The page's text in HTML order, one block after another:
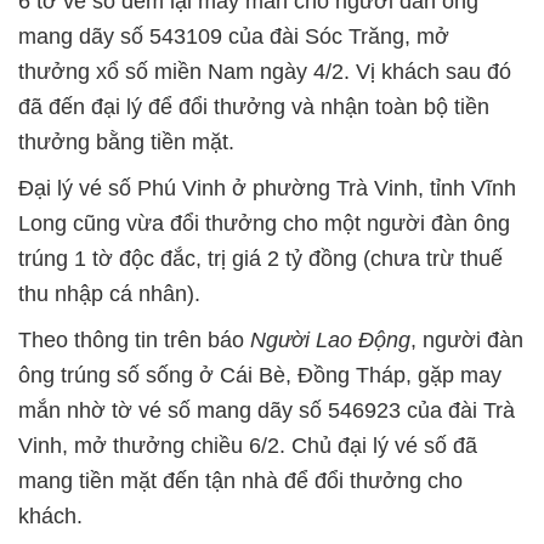
mang dãy số 543109 của đài Sóc Trăng, mở
thưởng xổ số miền Nam ngày 4/2. Vị khách sau đó
đã đến đại lý để đổi thưởng và nhận toàn bộ tiền
thưởng bằng tiền mặt.
Đại lý vé số Phú Vinh ở phường Trà Vinh, tỉnh Vĩnh
Long cũng vừa đổi thưởng cho một người đàn ông
trúng 1 tờ độc đắc, trị giá 2 tỷ đồng (chưa trừ thuế
thu nhập cá nhân).
Theo thông tin trên báo Người Lao Động, người đàn
ông trúng số sống ở Cái Bè, Đồng Tháp, gặp may
mắn nhờ tờ vé số mang dãy số 546923 của đài Trà
Vinh, mở thưởng chiều 6/2. Chủ đại lý vé số đã
mang tiền mặt đến tận nhà để đổi thưởng cho
khách.